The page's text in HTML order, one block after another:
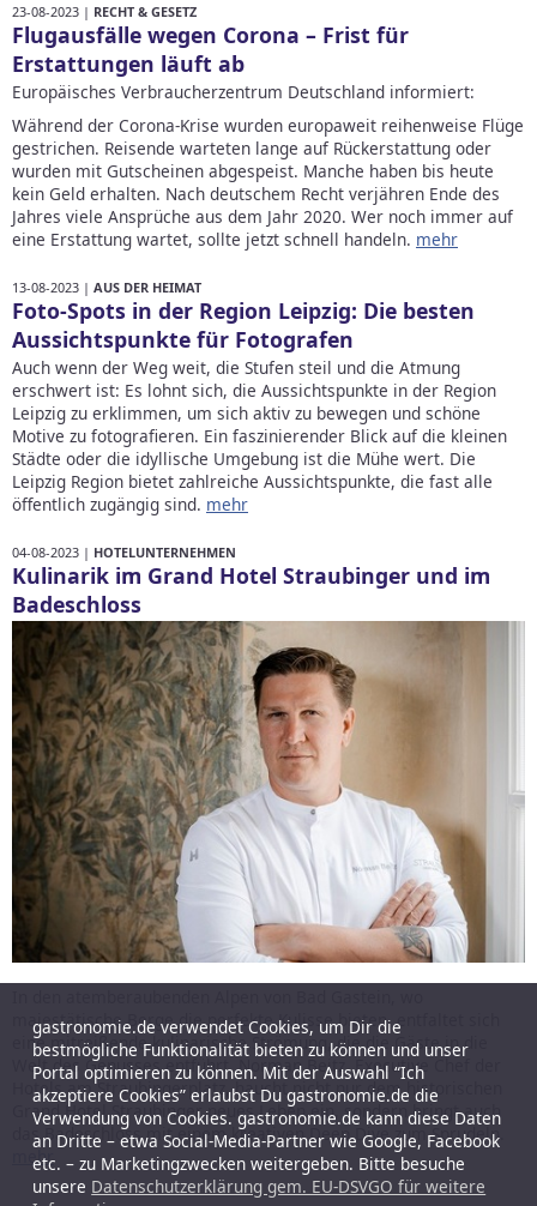
23-08-2023 | RECHT & GESETZ
Flugausfälle wegen Corona – Frist für
Erstattungen läuft ab
Europäisches Verbraucherzentrum Deutschland informiert:
Während der Corona-Krise wurden europaweit reihenweise Flüge
gestrichen. Reisende warteten lange auf Rückerstattung oder
wurden mit Gutscheinen abgespeist. Manche haben bis heute
kein Geld erhalten. Nach deutschem Recht verjähren Ende des
Jahres viele Ansprüche aus dem Jahr 2020. Wer noch immer auf
eine Erstattung wartet, sollte jetzt schnell handeln. mehr
13-08-2023 | AUS DER HEIMAT
Foto-Spots in der Region Leipzig: Die besten
Aussichtspunkte für Fotografen
Auch wenn der Weg weit, die Stufen steil und die Atmung
erschwert ist: Es lohnt sich, die Aussichtspunkte in der Region
Leipzig zu erklimmen, um sich aktiv zu bewegen und schöne
Motive zu fotografieren. Ein faszinierender Blick auf die kleinen
Städte oder die idyllische Umgebung ist die Mühe wert. Die
Leipzig Region bietet zahlreiche Aussichtspunkte, die fast alle
öffentlich zugängig sind. mehr
04-08-2023 | HOTELUNTERNEHMEN
Kulinarik im Grand Hotel Straubinger und im
Badeschloss
majestätische Berge die perfekte Kulisse bieten, entfaltet sich
eine mitreißende kulinarische Strömung, die die Gäste in die
Welt des Genusses entführt. Norman Beitz, Executive Chef der
Hotels am Straubingerplatz, haucht nicht nur dem historischen
Grand Hotel Straubinger neues Leben ein, sondern bringt auch
das Badeschloss mit einem kreativen Deep Dive zum Sprudeln.
mehr
gastronomie.de verwendet Cookies, um Dir die
bestmögliche Funktionalität bieten zu können und unser
Portal optimieren zu können. Mit der Auswahl “Ich
akzeptiere Cookies” erlaubst Du gastronomie.de die
Verwendung von Cookies. gastronomie.de kann diese Daten
an Dritte – etwa Social-Media-Partner wie Google, Facebook
etc. – zu Marketingzwecken weitergeben. Bitte besuche
unsere Datenschutzerklärung gem. EU-DSVGO für weitere